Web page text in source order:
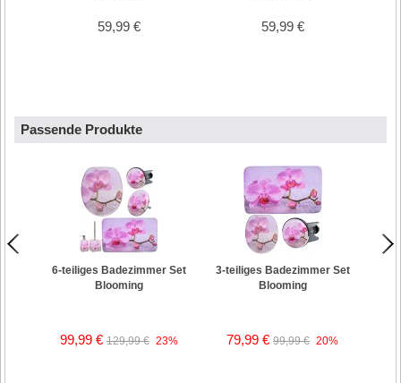
59,99 € 59,99 €
Passende Produkte
6-teiliges Badezimmer Set
Blooming
99,99 €129,99 € 23%
3-teiliges Badezimmer Set
Blooming
79,99 €99,99 € 20%